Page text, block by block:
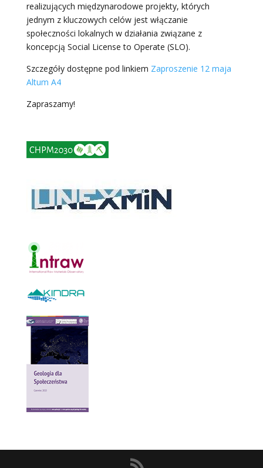
realizujących międzynarodowe projekty, których
jednym z kluczowych celów jest włączanie
społeczności lokalnych w działania związane z
koncepcją Social License to Operate (SLO).
Szczegóły dostępne pod linkiem Zaproszenie 12 maja
Altum A4
Zapraszamy!